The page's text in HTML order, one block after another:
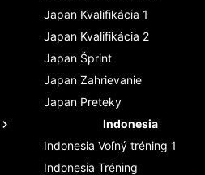
Japan Kvalifikácia 1
Japan Kvalifikácia 2
Japan Šprint
Japan Zahrievanie
Japan Preteky
Indonesia
Indonesia Voľný tréning 1
Indonesia Tréning